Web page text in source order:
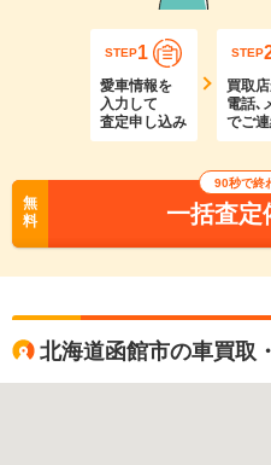
STEP1
愛車情報を
入力して
査定申し込み
STEP
買取
電話､
でご
90秒で終
無
料
一括査定
北海道函館市の車買取